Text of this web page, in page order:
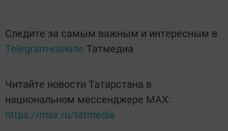
Следите за самым важным и интересным в
Telegram-канале Татмедиа
Читайте новости Татарстана в
национальном мессенджере MАХ:
https://max.ru/tatmedia